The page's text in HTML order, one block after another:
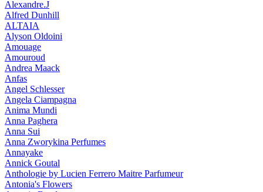
Alexandre.J
Alfred Dunhill
ALTAIA
Alyson Oldoini
Amouage
Amouroud
Andrea Maack
Anfas
Angel Schlesser
Angela Ciampagna
Anima Mundi
Anna Paghera
Anna Sui
Anna Zworykina Perfumes
Annayake
Annick Goutal
Anthologie by Lucien Ferrero Maitre Parfumeur
Antonia's Flowers